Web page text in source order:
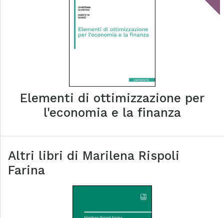
Elementi di ottimizzazione per
l'economia e la finanza
Altri libri di Marilena Rispoli
Farina